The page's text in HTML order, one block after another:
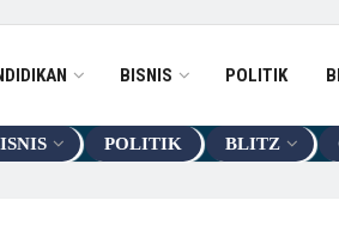
BISNIS POLITIK
POLITIK BLITZ